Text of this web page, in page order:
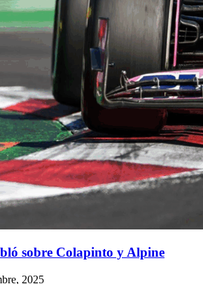
sobre Colapinto y Alpine
2025